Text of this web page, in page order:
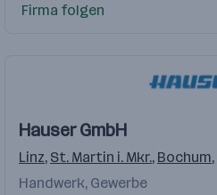
Firma folgen
Hauser GmbH
Linz, St. Martin i. Mkr., Bochum,
Handwerk, Gewerbe